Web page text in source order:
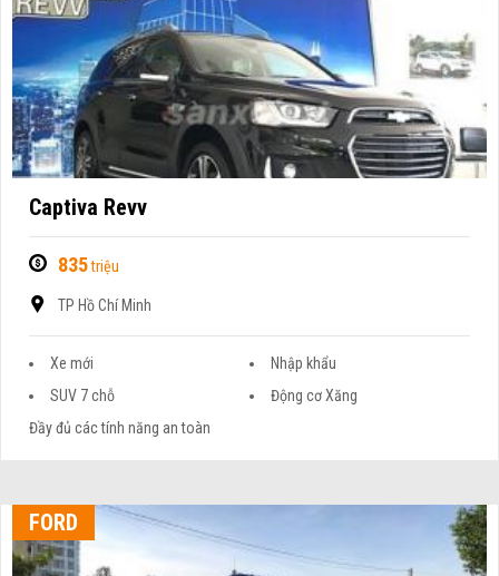
Captiva Revv
835triệu
TP Hồ Chí Minh
Xe mới
Nhập khẩu
SUV 7 chỗ
Động cơ Xăng
Đầy đủ các tính năng an toàn
FORD